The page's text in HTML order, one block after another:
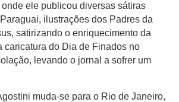
ele publicou diversas sátiras
ilustrações dos Padres da
satirizando o enriquecimento da
caricatura do Dia de Finados no
levando o jornal a sofrer um
muda-se para o Rio de Janeiro,